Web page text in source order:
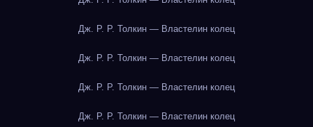
Дж. Р. Р. Толкин — Властелин колец
Дж. Р. Р. Толкин — Властелин колец
Дж. Р. Р. Толкин — Властелин колец
Дж. Р. Р. Толкин — Властелин колец